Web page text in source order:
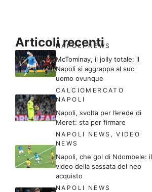
Articoli recenti
NAPOLI NEWS
McTominay, il jolly totale: il
Napoli si aggrappa al suo
uomo ovunque
CALCIOMERCATO
NAPOLI
Napoli, svolta per l’erede di
Meret: sta per firmare
NAPOLI NEWS ,VIDEO
NEWS
Napoli, che gol di Ndombele: il
video della sassata del neo
acquisto
NAPOLI NEWS